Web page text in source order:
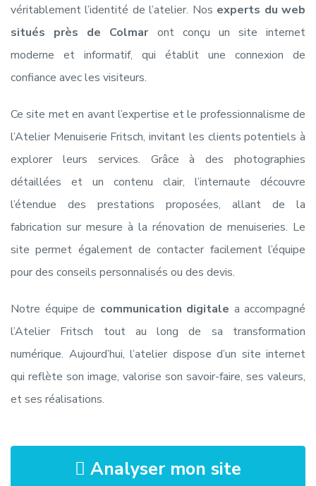
véritablement l’identité de l’atelier. Nos experts du web
situés près de Colmaront conçu un site internet
moderne et informatif, qui établit une connexion de
confiance avec les visiteurs.
Ce site met en avant l’expertise et le professionnalisme de
l’Atelier Menuiserie Fritsch, invitant les clients potentiels à
explorer leurs services. Grâce à des photographies
détaillées et un contenu clair, l’internaute découvre
l’étendue des prestations proposées, allant de la
fabrication sur mesure à la rénovation de menuiseries. Le
site permet également de contacter facilement l’équipe
pour des conseils personnalisés ou des devis.
Notre équipe de communication digitale a accompagné
l’Atelier Fritsch tout au long de sa transformation
numérique. Aujourd’hui, l’atelier dispose d’un site internet
qui reflète son image, valorise son savoir-faire, ses valeurs,
et ses réalisations.
Analyser mon site